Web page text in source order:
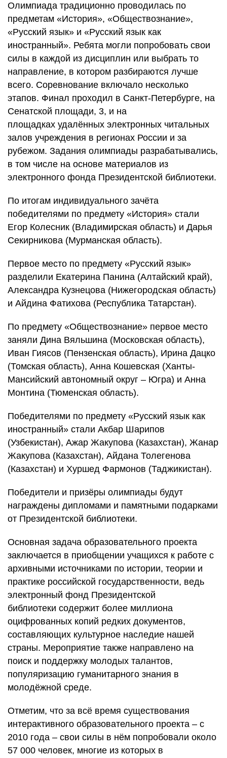
Олимпиада традиционно проводилась по
предметам «История», «Обществознание»,
«Русский язык» и «Русский язык как
иностранный». Ребята могли попробовать свои
силы в каждой из дисциплин или выбрать то
направление, в котором разбираются лучше
всего. Соревнование включало несколько
этапов. Финал проходил в Санкт-Петербурге, на
Сенатской площади, 3, и на
площадках удалённых электронных читальных
залов учреждения в регионах России и за
рубежом. Задания олимпиады разрабатывались,
в том числе на основе материалов из
электронного фонда Президентской библиотеки.
По итогам индивидуального зачёта
победителями по предмету «История» стали
Егор Колесник (Владимирская область) и Дарья
Секирникова (Мурманская область).
Первое место по предмету «Русский язык»
разделили Екатерина Панина (Алтайский край),
Александра Кузнецова (Нижегородская область)
и Айдина Фатихова (Республика Татарстан).
По предмету «Обществознание» первое место
заняли Дина Вяльшина (Московская область),
Иван Гиясов (Пензенская область), Ирина Дацко
(Томская область), Анна Кошевская (Ханты-
Мансийский автономный округ – Югра) и Анна
Монтина (Тюменская область).
Победителями по предмету «Русский язык как
иностранный» стали Акбар Шарипов
(Узбекистан), Ажар Жакупова (Казахстан), Жанар
Жакупова (Казахстан), Айдана Толегенова
(Казахстан) и Хуршед Фармонов (Таджикистан).
Победители и призёры олимпиады будут
награждены дипломами и памятными подарками
от Президентской библиотеки.
Основная задача образовательного проекта
заключается в приобщении учащихся к работе с
архивными источниками по истории, теории и
практике российской государственности, ведь
электронный фонд Президентской
библиотеки содержит более миллиона
оцифрованных копий редких документов,
составляющих культурное наследие нашей
страны. Мероприятие также направлено на
поиск и поддержку молодых талантов,
популяризацию гуманитарного знания в
молодёжной среде.
Отметим, что за всё время существования
интерактивного образовательного проекта – с
2010 года – свои силы в нём попробовали около
57 000 человек, многие из которых в